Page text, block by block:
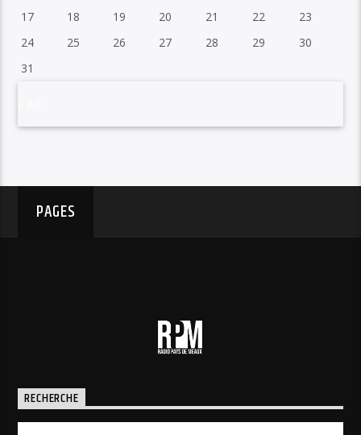
17
18 19 20 21 22
23
24
25 26 27 28 29
30
31
PAGES
RECHERCHE